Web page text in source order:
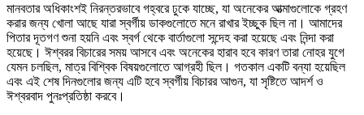
মানবতার অধিকাংশই নিরন্তরভাবে গহ্বরে ঢুকে যাচ্ছে, যা অনেকের আত্মাগুলোকে গ্রহণ
করার জন্য খোলা আছে যারা স্বর্গীয় ডাকগুলোতে মনে রাখার ইচ্ছুক ছিল না। আমাদের
পিতার দূতগণ শুনা হয়নি এবং স্বর্গ থেকে বার্তাগুলো সন্দেহ করা হয়েছে এবং নিন্দা করা
হয়েছে। ঈশ্বরর বিচারের সময় আসবে এবং অনেকের হারাব হবে কারণ তারা নোহর যুগে
যেমন চলছিল, মাত্র বিশ্বিক বিষয়গুলোতে আগ্রহী ছিল। গতকাল একটি বন্যা হয়েছিল
এবং এই শেষ দিনগুলোর জন্য এটি হবে স্বর্গীয় বিচারর আগুন, যা সৃষ্টিতে আদর্শ ও
ঈশ্বরবাদ পুনঃপ্রতিষ্ঠা করবে।